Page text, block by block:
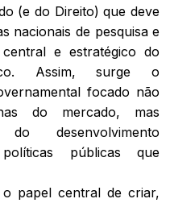
(e do Direito) que deve
nacionais de pesquisa e
e estratégico do
Assim, surge o
focado não
do mercado, mas
do desenvolvimento
públicas que
papel central de criar,